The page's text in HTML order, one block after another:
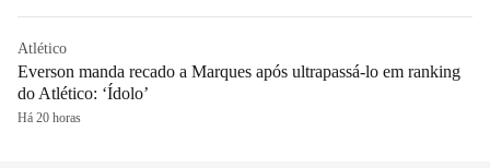
Atlético
Everson manda recado a Marques após ultrapassá-lo em ranking
do Atlético: ‘Ídolo’
Há 20 horas